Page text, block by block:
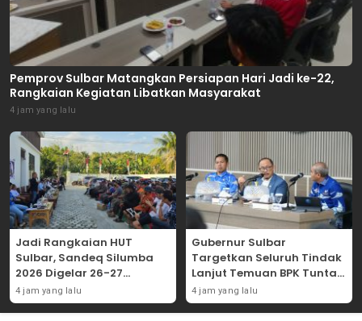
Pemprov Sulbar Matangkan Persiapan Hari Jadi ke-22,
Rangkaian Kegiatan Libatkan Masyarakat
4 jam yang lalu
Jadi Rangkaian HUT
Sulbar, Sandeq Silumba
2026 Digelar 26-27
September
4 jam yang lalu
Gubernur Sulbar
Targetkan Seluruh Tindak
Lanjut Temuan BPK Tuntas
11 Agustus 2026
4 jam yang lalu